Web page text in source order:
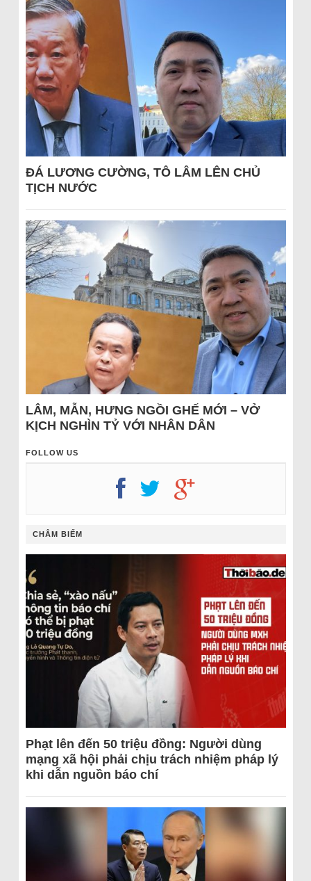
ĐÁ LƯƠNG CƯỜNG, TÔ LÂM LÊN CHỦ
TỊCH NƯỚC
LÂM, MẪN, HƯNG NGỒI GHẾ MỚI – VỞ
KỊCH NGHÌN TỶ VỚI NHÂN DÂN
FOLLOW US
CHÂM BIẾM
Phạt lên đến 50 triệu đồng: Người dùng
mạng xã hội phải chịu trách nhiệm pháp lý
khi dẫn nguồn báo chí